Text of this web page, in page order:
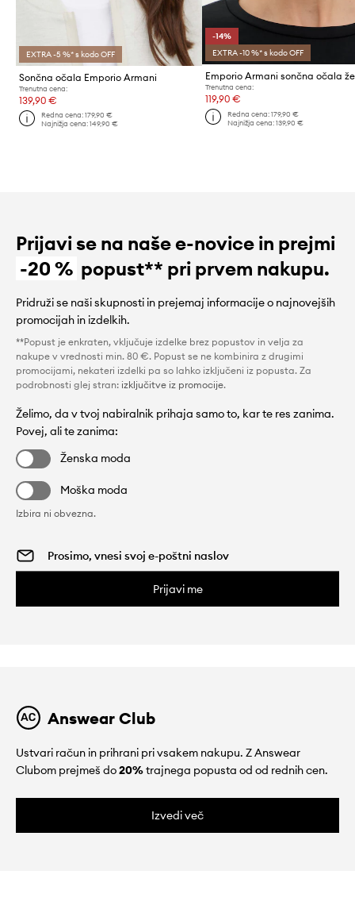
EXTRA -5 %* s kodo OFF
Sončna očala Emporio Armani
Trenutna cena:
139,90 €
Redna cena:179,90 €
Najnižja cena:149,90 €
-14%
EXTRA -10 %* s kodo OFF
Emporio Armani sončna očala
Trenutna cena:
119,90 €
Redna cena: 179,90 €
Najnižja cena: 139,90 €
Prijavi se na naše e-novice in prejmi
-20 % popust** pri prvem nakupu.
Pridruži se naši skupnosti in prejemaj informacije o najnovejših
promocijah in izdelkih.
**Popust je enkraten, vključuje izdelke brez popustov in velja za
nakupe v vrednosti min. 80 €. Popust se ne kombinira z drugimi
promocijami, nekateri izdelki pa so lahko izključeni iz popusta. Za
podrobnosti glej stran: izključitve iz promocije.
Želimo, da v tvoj nabiralnik prihaja samo to, kar te res zanima.
Povej, ali te zanima:
Ženska moda
Moška moda
Izbira ni obvezna.
Prijavi me
Answear Club
Ustvari račun in prihrani pri vsakem nakupu. Z Answear
Clubom prejmeš do20%trajnega popusta od od rednih cen.
Izvedi več